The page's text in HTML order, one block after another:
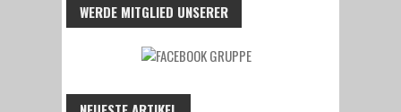
WERDE MITGLIED UNSERER